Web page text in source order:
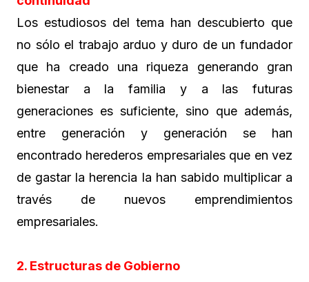
Los estudiosos del tema han descubierto que
no sólo el trabajo arduo y duro de un fundador
que ha creado una riqueza generando gran
bienestar a la familia y a las futuras
generaciones es suficiente, sino que además,
entre generación y generación se han
encontrado herederos empresariales que en vez
de gastar la herencia la han sabido multiplicar a
través de nuevos emprendimientos
empresariales.
2. Estructuras de Gobierno